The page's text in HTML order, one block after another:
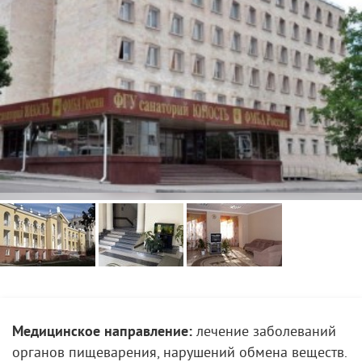
Медицинское направление: лечение заболеваний
органов пищеварения, нарушений обмена веществ.